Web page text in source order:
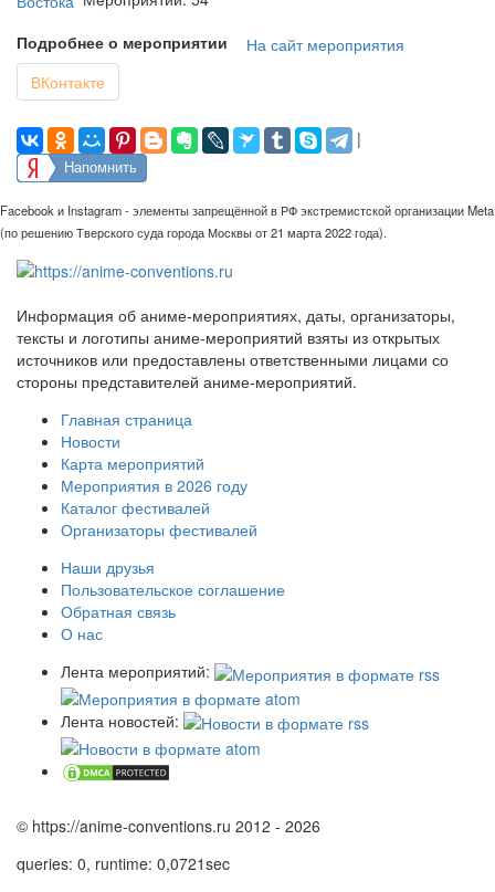
Подробнее о мероприятии
На сайт мероприятия
ВКонтакте
|
Напомнить
Facebook и Instagram - элементы запрещённой в РФ экстремистской организации Meta
(по решению Тверского суда города Москвы от 21 марта 2022 года).
Информация об аниме-мероприятиях, даты, организаторы,
тексты и логотипы аниме-мероприятий взяты из открытых
источников или предоставлены ответственными лицами со
стороны представителей аниме-мероприятий.
Главная страница
Новости
Карта мероприятий
Мероприятия в 2026 году
Каталог фестивалей
Организаторы фестивалей
Наши друзья
Пользовательское соглашение
Обратная связь
О нас
Лента мероприятий:
Лента новостей:
© https://anime-conventions.ru 2012 - 2026
queries: 0, runtime: 0,0721sec